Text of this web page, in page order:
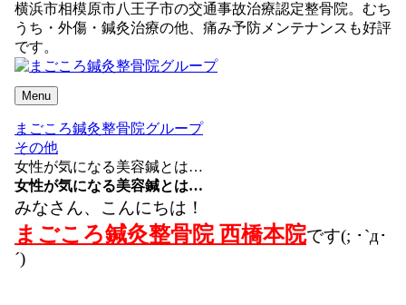
横浜市相模原市八王子市の交通事故治療認定整骨院。むち
うち・外傷・鍼灸治療の他、痛み予防メンテナンスも好評
です。
Menu
まごころ鍼灸整骨院グループ
その他
女性が気になる美容鍼とは…
女性が気になる美容鍼とは…
みなさん、こんにちは！
まごころ鍼灸整骨院 西橋本院です(; ･`д･
´)